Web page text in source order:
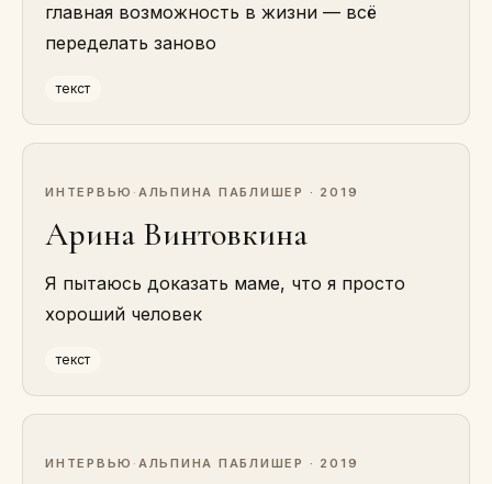
главная возможность в жизни — всё
переделать заново
текст
ИНТЕРВЬЮ · АЛЬПИНА ПАБЛИШЕР · 2019
Арина Винтовкина
Я пытаюсь доказать маме, что я просто
хороший человек
текст
ИНТЕРВЬЮ · АЛЬПИНА ПАБЛИШЕР · 2019